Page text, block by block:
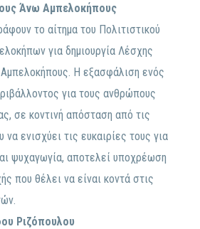
Άνω Αμπελοκήπους
το αίτημα του Πολιτιστικού
για δημιουργία Λέσχης
Η εξασφάλιση ενός
για τους ανθρώπους
σε κοντινή απόσταση από τις
να ενισχύει τις ευκαιρίες τους για
ψυχαγωγία, αποτελεί υποχρέωση
που θέλει να είναι κοντά στις
Ριζόπουλου